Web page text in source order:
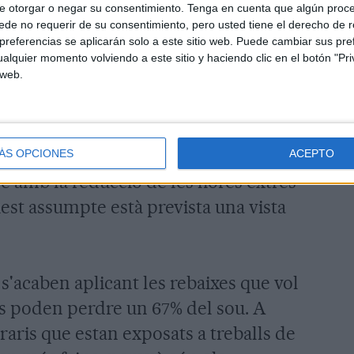
otorgar o negar su consentimiento. Tenga en cuenta que algún
no requerir de su consentimiento, pero usted tiene el derecho de
se aplicarán solo a este sitio web. Puede cambiar sus
momento volviendo a este sitio y haciendo clic en el botón
OPCIONES ACEPTO
del comitè, aquest pacte ha
un de nou i, per tant, no volen
dels tres mesos "imposat
en acord, els treballadors
als jutjats, com ja han fet
la reducció de les hores extres
assumpte està prevista una vista
aplicant les rebaixes que vol
perdre un 67% del sou. A
que estan exposats a treballs de